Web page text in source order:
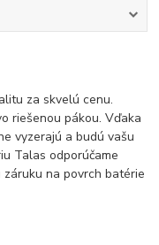
za skvelú cenu.
riešenou pákou. Vďaka
vyzerajú a budú vašu
Talas odporúčame
záruku na povrch batérie